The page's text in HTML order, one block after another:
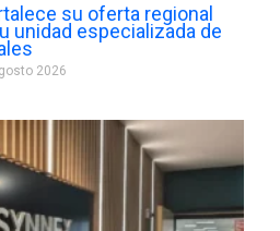
su oferta regional
unidad especializada de
2026